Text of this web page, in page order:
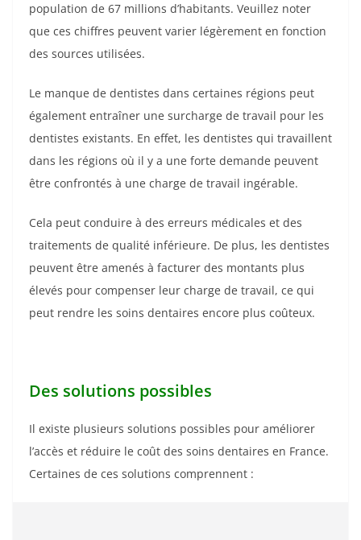
population de 67 millions d’habitants. Veuillez noter
que ces chiffres peuvent varier légèrement en fonction
des sources utilisées.
Le manque de dentistes dans certaines régions peut
également entraîner une surcharge de travail pour les
dentistes existants. En effet, les dentistes qui travaillent
dans les régions où il y a une forte demande peuvent
être confrontés à une charge de travail ingérable.
Cela peut conduire à des erreurs médicales et des
traitements de qualité inférieure. De plus, les dentistes
peuvent être amenés à facturer des montants plus
élevés pour compenser leur charge de travail, ce qui
peut rendre les soins dentaires encore plus coûteux.
Des solutions possibles
Il existe plusieurs solutions possibles pour améliorer
l’accès et réduire le coût des soins dentaires en France.
Certaines de ces solutions comprennent :